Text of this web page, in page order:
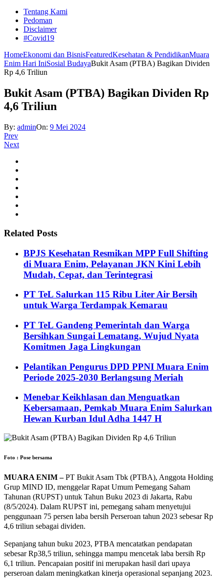
Tentang Kami
Pedoman
Disclaimer
#Covid19
HomeEkonomi dan BisnisFeaturedKesehatan & PendidikanMuara
Enim Hari IniSosial BudayaBukit Asam (PTBA) Bagikan Dividen
Rp 4,6 Triliun
Bukit Asam (PTBA) Bagikan Dividen Rp
4,6 Triliun
By: adminOn: 9 Mei 2024
Prev
Next
Related Posts
BPJS Kesehatan Resmikan MPP Full Shifting
di Muara Enim, Pelayanan JKN Kini Lebih
Mudah, Cepat, dan Terintegrasi
PT TeL Salurkan 115 Ribu Liter Air Bersih
untuk Warga Terdampak Kemarau
PT TeL Gandeng Pemerintah dan Warga
Bersihkan Sungai Lematang, Wujud Nyata
Komitmen Jaga Lingkungan
Pelantikan Pengurus DPD PPNI Muara Enim
Periode 2025-2030 Berlangsung Meriah
Menebar Keikhlasan dan Menguatkan
Kebersamaan, Pemkab Muara Enim Salurkan
Hewan Kurban Idul Adha 1447 H
Foto : Pose bersama
MUARA ENIM –PT Bukit Asam Tbk (PTBA), Anggota Holding
Grup MIND ID, menggelar Rapat Umum Pemegang Saham
Tahunan (RUPST) untuk Tahun Buku 2023 di Jakarta, Rabu
(8/5/2024). Dalam RUPST ini, pemegang saham menyetujui
penggunaan 75 persen laba bersih Perseroan tahun 2023 sebesar Rp
4,6 triliun sebagai dividen.
Sepanjang tahun buku 2023, PTBA mencatatkan pendapatan
sebesar Rp38,5 triliun, sehingga mampu mencetak laba bersih Rp
6,1 triliun. Pencapaian positif ini merupakan hasil dari upaya
perseroan dalam meningkatkan kinerja operasional sepanjang 2023.